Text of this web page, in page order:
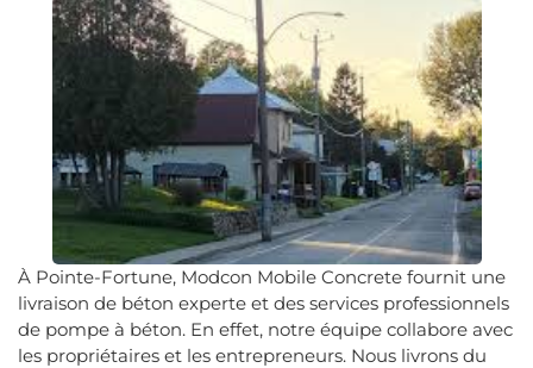
À Pointe-Fortune, Modcon Mobile Concrete fournit une
livraison de béton experte et des services professionnels
de pompe à béton. En effet, notre équipe collabore avec
les propriétaires et les entrepreneurs. Nous livrons du